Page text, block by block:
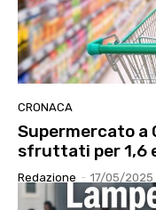
CRONACA
Supermercato a
sfruttati per 1,6
Redazione - 17/05/2025